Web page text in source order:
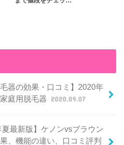
毛器の効果・口コミ】2020年
庭用脱毛器 2020.09.07
夏最新版】ケノンvsブラウン
、機能の違い、口コミ評判